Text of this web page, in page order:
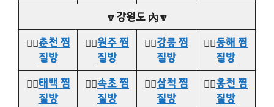
🔽강원도 內🔽
👉🏻춘천 찜
질방
👉🏻원주 찜
질방
👉🏻강릉 찜
질방
👉🏻동해 찜
질방
👉🏻태백 찜
질방
👉🏻속초 찜
질방
👉🏻삼척 찜
질방
👉🏻홍천 찜
질방